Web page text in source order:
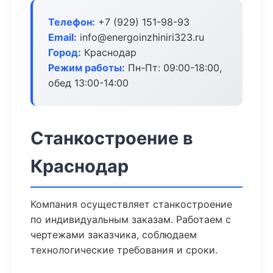
Телефон: +7 (929) 151-98-93
Email: info@energoinzhiniri323.ru
Город: Краснодар
Режим работы: Пн-Пт: 09:00-18:00,
обед 13:00-14:00
Станкостроение в
Краснодар
Компания осуществляет станкостроение
по индивидуальным заказам. Работаем с
чертежами заказчика, соблюдаем
технологические требования и сроки.